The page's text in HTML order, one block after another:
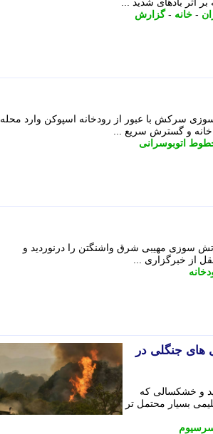
- خانه -گزارش
70 کیلومتر بر ساعت، آتش سوزی سرکش با عبور از رودخانه اسپوکن وارد محله
و گسترش سریع ...
اتوبوسرانی
بیش از 70 کیلومتر بر ساعت، آتش سوزی مهیبی شرق واشنگتن را درنوردید و
از خبرگزاری ...
های جنگلی در
و خشکسالی که
بسیار محتمل تر